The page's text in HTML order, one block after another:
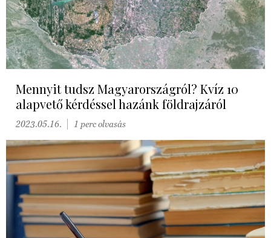
Mennyit tudsz Magyarországról? Kvíz 10
alapvető kérdéssel hazánk földrajzáról
2023.05.16. 1 perc olvasás